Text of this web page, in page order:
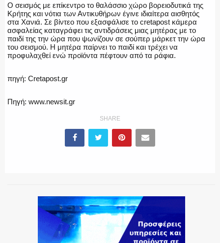
ΠΥΡΟΣΒΕΣΤΙΚΗ
ΛΙΜΕΝΙΚΟ
ΕΝΟΠΛΕΣ ΔΥΝΑΜΕΙΣ
ΑΣΤΥΝΟΜΙΚΟ ΡΕΠΟΡΤΑΖ
Ο σεισμός με επίκεντρο το θαλάσσιο χώρο βορειοδυτικά της
Κρήτης και νότια των Αντικυθήρων έγινε ιδιαίτερα αισθητός
στα Χανιά. Σε βίντεο που εξασφάλισε το cretapost κάμερα
ασφαλείας καταγράφει τις αντιδράσεις μιας μητέρας με το
παιδί της την ώρα που ψωνίζουν σε σούπερ μάρκετ την ώρα
του σεισμού. Η μητέρα παίρνει το παιδί και τρέχει να
προφυλαχθεί ενώ προϊόντα πέφτουν από τα ράφια.
πηγή: Cretapost.gr
Πηγή: www.newsit.gr
SHARE